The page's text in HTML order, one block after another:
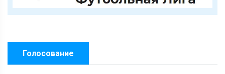
Голосование